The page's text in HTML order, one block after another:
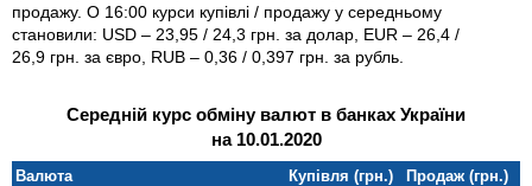
продажу. О 16:00 курси купівлі / продажу у середньому
становили: USD – 23,95 / 24,3 грн. за долар, EUR – 26,4 /
26,9 грн. за євро, RUB – 0,36 / 0,397 грн. за рубль.
Середній курс обміну валют в банках України
на 10.01.2020
Валюта Купівля (грн.)
Продаж (грн.)